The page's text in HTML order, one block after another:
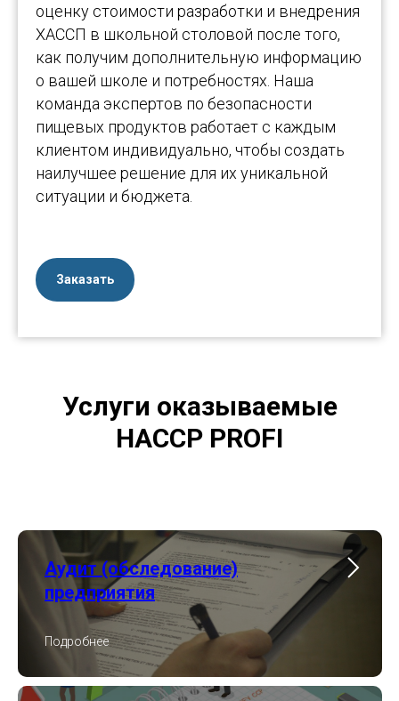
оценку стоимости разработки и внедрения
ХАССП в школьной столовой после того,
как получим дополнительную информацию
о вашей школе и потребностях. Наша
команда экспертов по безопасности
пищевых продуктов работает с каждым
клиентом индивидуально, чтобы создать
наилучшее решение для их уникальной
ситуации и бюджета.
Заказать
Услуги оказываемые
HACCP PROFI
Аудит (обследование)
предприятия
Подробнее